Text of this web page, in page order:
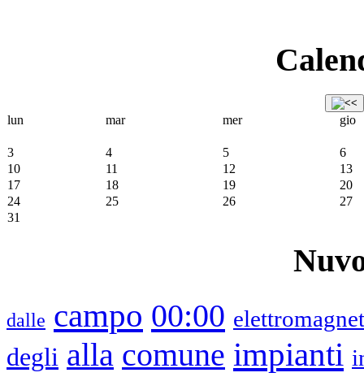
lun
mar mer gio
3 4 5
6
10
11 12
13
17
18 19
20
24
25 26
27
31
dalle campo 00:00
degli alla comune impianti